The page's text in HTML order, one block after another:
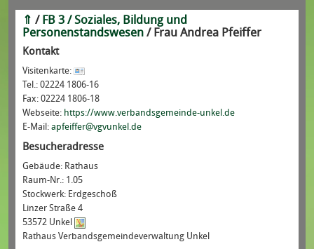
⇑/ FB 3 / Soziales, Bildung und
Personenstandswesen / Frau Andrea Pfeiffer
Kontakt
Visitenkarte:
Tel.:02224 1806-16
Fax:02224 1806-18
Webseite: https://www.verbandsgemeinde-unkel.de
E-Mail:apfeiffer@vgvunkel.de
Besucheradresse
Gebäude: Rathaus
Raum-Nr.: 1.05
Stockwerk: Erdgeschoß
Linzer Straße 4
53572 Unkel
Rathaus Verbandsgemeindeverwaltung Unkel